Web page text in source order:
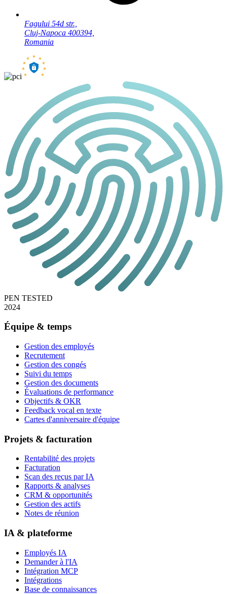
Fagului 54d str.,
Cluj-Napoca 400394,
Romania
PEN TESTED
2024
Équipe & temps
Gestion des employés
Recrutement
Gestion des congés
Suivi du temps
Gestion des documents
Évaluations de performance
Objectifs & OKR
Feedback vocal en texte
Cartes d'anniversaire d'équipe
Projets & facturation
Rentabilité des projets
Facturation
Scan des reçus par IA
Rapports & analyses
CRM & opportunités
Gestion des actifs
Notes de réunion
IA & plateforme
Employés IA
Demander à l'IA
Intégration MCP
Intégrations
Base de connaissances